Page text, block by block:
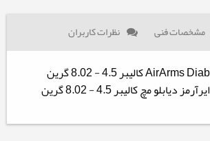
مشخصات فنی نظرات کاربران
مچ کالیبر 4.5 - 8.02 گرین